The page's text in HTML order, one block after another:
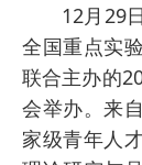
12月29
全国重点实
联合主办的
会举办。来
家级青年人